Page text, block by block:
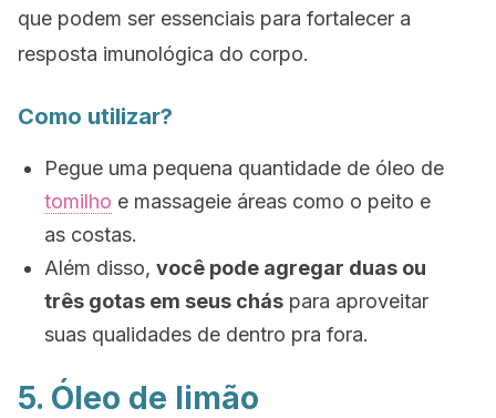
que podem ser essenciais para fortalecer a
resposta imunológica do corpo.
Como utilizar?
Pegue uma pequena quantidade de óleo de
tomilho e massageie áreas como o peito e
as costas.
Além disso, você pode agregar duas ou
três gotas em seus chás para aproveitar
suas qualidades de dentro pra fora.
5. Óleo de limão